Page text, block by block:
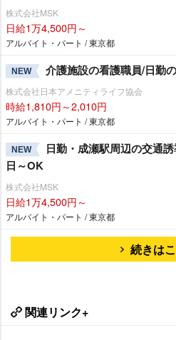
株式会社MSK
日給1万4,500円～
アルバイト・パート / 東京都
NEW 介護施設の看護職員/日勤
株式会社日本アメニティライフ協会
時給1,810円～2,010円
アルバイト・パート / 東京都
NEW
日勤・成瀬駅周辺の交通
日～OK
株式会社MSK
日給1万4,500円～
アルバイト・パート / 東京都
続きは
関連リンク+